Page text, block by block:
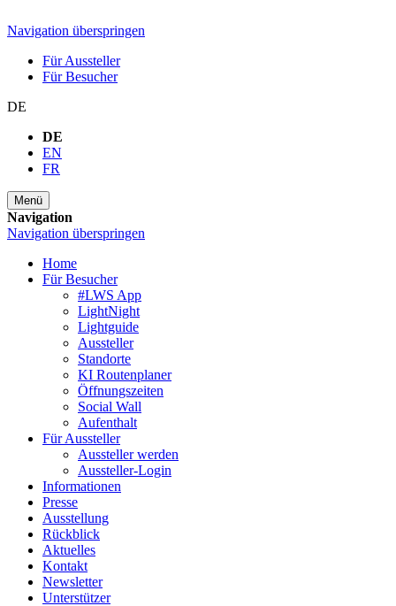
Navigation überspringen
Für Aussteller
Für Besucher
DE
DE
EN
FR
Menü
Navigation
Navigation überspringen
Home
Für Besucher
#LWS App
LightNight
Lightguide
Aussteller
Standorte
KI Routenplaner
Öffnungszeiten
Social Wall
Aufenthalt
Für Aussteller
Aussteller werden
Aussteller-Login
Informationen
Presse
Ausstellung
Rückblick
Aktuelles
Kontakt
Newsletter
Unterstützer